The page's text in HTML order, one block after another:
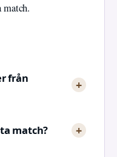
match.
från
match?